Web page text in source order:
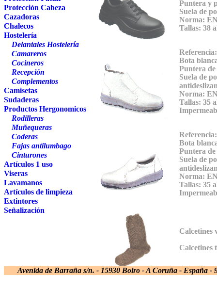
Protección Cabeza
Cazadoras
Chalecos
Hostelería
Delantales Hostelería
Camareros
Cocineros
Recepción
Complementos
Camisetas
Sudaderas
Productos Hergonomicos
Rodilleras
Muñequeras
Coderas
Fajas antilumbago
Cinturones
Artículos 1 uso
Viseras
Lavamanos
Artículos de limpieza
Extintores
Señalización
Puntera y
Suela de
Norma:
Tallas: 38
Bota
Puntera de
Suela de
Norma:
Tallas: 35
Referencia:
Bota
Puntera de
Suela de
Norma:
Tallas: 35
Calcetines
Calcetines
Avenida de Barraña s/n. - 15930 Boiro - A Coruña - España -